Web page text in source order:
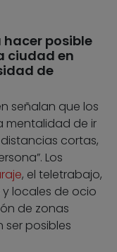
posible
ciudad en
de
señalan que los
mentalidad de ir
cortas,
Los
, el teletrabajo,
locales de ocio
de zonas
ser posibles